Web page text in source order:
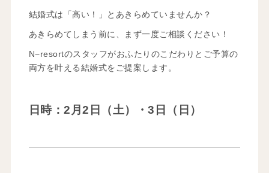
結婚式は「高い！」とあきらめていませんか？
あきらめてしまう前に、まず一度ご相談ください！
N−resortのスタッフがおふたりのこだわりとご予算の
両方を叶える結婚式をご提案します。
日時：2月2日（土）・3日（日）